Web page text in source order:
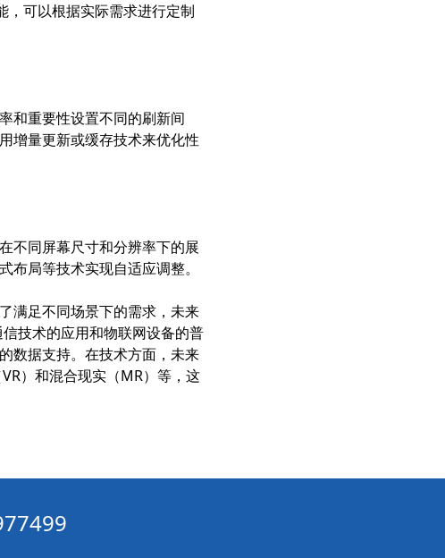
，可以根据实际需求进行定制
和重要性设置不同的刷新间
增量更新或缓存技术来优化性
不同屏幕尺寸和分辨率下的展
局等技术实现自适应调整。
满足不同场景下的需求，未来
技术的应用和物联网设备的普
数据支持。在技术方面，未来
）和混合现实（MR）等，这
工业企业能耗高？三大核心痛点与破局路径‌